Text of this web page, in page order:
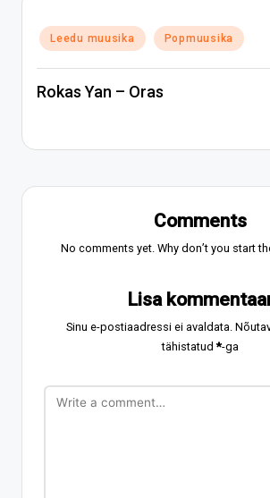
Posted
in
Leedu muusika Popmuusika
Rokas Yan – Oras
Comments
No comments yet. Why don’t you start
Lisa
Sinu e-postiaadressi ei avaldata.
tähistatud*-ga